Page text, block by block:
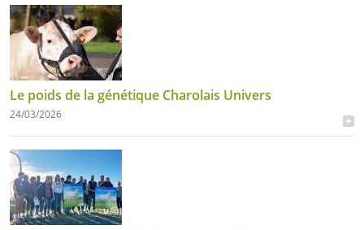
Le poids de la génétique Charolais Univers
24/03/2026